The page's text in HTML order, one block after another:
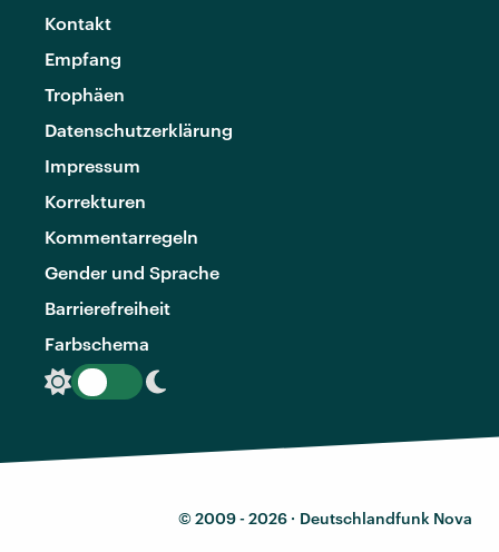
Kontakt
Empfang
Trophäen
Datenschutzerklärung
Impressum
Korrekturen
Kommentarregeln
Gender und Sprache
Barrierefreiheit
Farbschema
© 2009 - 2026 · Deutschlandfunk Nova